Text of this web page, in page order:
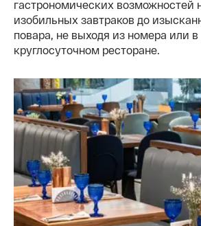
гастрономических возможностей
изобильных завтраков до
повара, не выходя из номера или
круглосуточном ресторане.